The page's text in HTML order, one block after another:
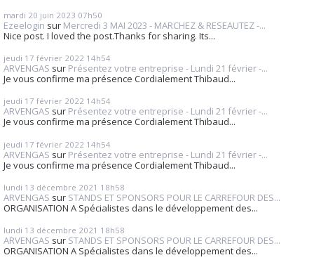
mardi 20 juin 2023 07h50
Ezeelogin sur Mercredi 3 MAI 2023 - MARCHEZ & RESEAUTEZ -...
Nice post. I loved the post.Thanks for sharing. Its...
jeudi 17 février 2022 14h54
ARVENGAS sur Présentez votre entreprise - Lundi 21 février -...
Je vous confirme ma présence Cordialement Thibaud...
jeudi 17 février 2022 14h54
ARVENGAS sur Présentez votre entreprise - Lundi 21 février -...
Je vous confirme ma présence Cordialement Thibaud...
jeudi 17 février 2022 14h54
ARVENGAS sur Présentez votre entreprise - Lundi 21 février -...
Je vous confirme ma présence Cordialement Thibaud...
lundi 13 décembre 2021 18h58
ARVENGAS sur STANDS ET SPONSORS POUR LE CARREFOUR DES...
ORGANISATION A Spécialistes dans le développement des...
lundi 13 décembre 2021 18h58
ARVENGAS sur STANDS ET SPONSORS POUR LE CARREFOUR DES...
ORGANISATION A Spécialistes dans le développement des...